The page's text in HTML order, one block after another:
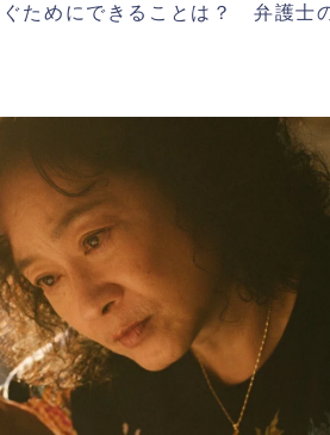
ためにできることは？ 弁護士